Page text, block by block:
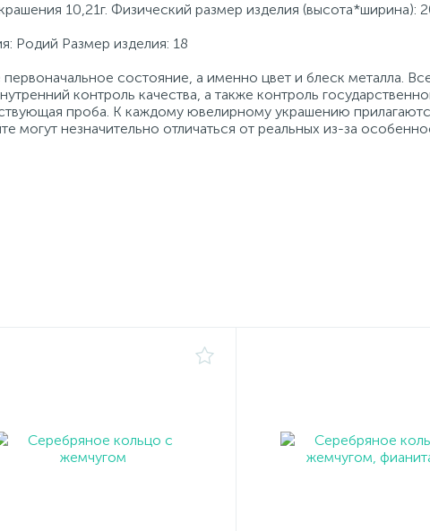
10,21г. Физический размер изделия (высота*ширина):
Родий Размер изделия: 18
состояние, а именно цвет и блеск металла.
контроль качества, а также контроль
проба. К каждому ювелирному украшению
могут незначительно отличаться от реальных из-за